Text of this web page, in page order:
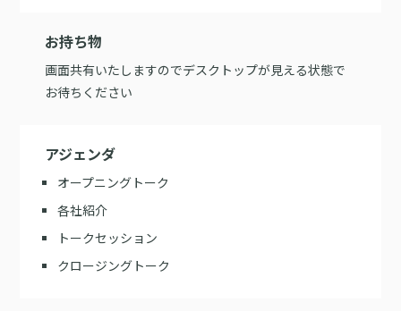
お持ち物
画面共有いたしますのでデスクトップが見える状態で
お待ちください
アジェンダ
オープニングトーク
各社紹介
トークセッション
クロージングトーク